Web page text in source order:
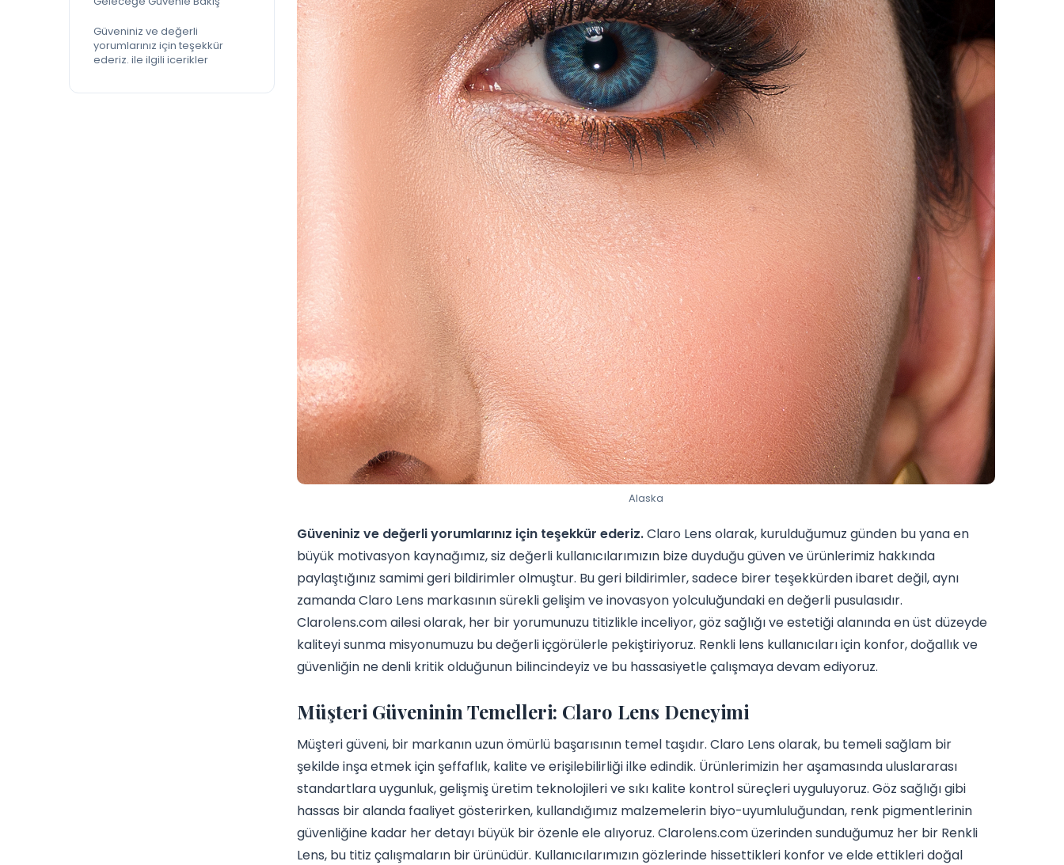
Güveniniz ve değerli
yorumlarınız için teşekkür
ederiz. ile ilgili icerikler
Alaska
Güveniniz ve değerli yorumlarınız için teşekkür ederiz.Claro Lens olarak, kurulduğumuz günden bu yana en
büyük motivasyon kaynağımız, siz değerli kullanıcılarımızın bize duyduğu güven ve ürünlerimiz hakkında
paylaştığınız samimi geri bildirimler olmuştur. Bu geri bildirimler, sadece birer teşekkürden ibaret değil, aynı
zamanda Claro Lens markasının sürekli gelişim ve inovasyon yolculuğundaki en değerli pusulasıdır.
Clarolens.com ailesi olarak, her bir yorumunuzu titizlikle inceliyor, göz sağlığı ve estetiği alanında en üst düzeyde
kaliteyi sunma misyonumuzu bu değerli içgörülerle pekiştiriyoruz. Renkli lens kullanıcıları için konfor, doğallık ve
güvenliğin ne denli kritik olduğunun bilincindeyiz ve bu hassasiyetle çalışmaya devam ediyoruz.
Müşteri Güveninin Temelleri: Claro Lens Deneyimi
Müşteri güveni, bir markanın uzun ömürlü başarısının temel taşıdır. Claro Lens olarak, bu temeli sağlam bir
şekilde inşa etmek için şeffaflık, kalite ve erişilebilirliği ilke edindik. Ürünlerimizin her aşamasında uluslararası
standartlara uygunluk, gelişmiş üretim teknolojileri ve sıkı kalite kontrol süreçleri uyguluyoruz. Göz sağlığı gibi
hassas bir alanda faaliyet gösterirken, kullandığımız malzemelerin biyo-uyumluluğundan, renk pigmentlerinin
güvenliğine kadar her detayı büyük bir özenle ele alıyoruz. Clarolens.com üzerinden sunduğumuz her bir Renkli
Lens, bu titiz çalışmaların bir ürünüdür. Kullanıcılarımızın gözlerinde hissettikleri konfor ve elde ettikleri doğal